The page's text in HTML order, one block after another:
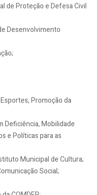
de Proteção e Defesa Civil
Desenvolvimento
Promoção da
Deficiência, Mobilidade
e Políticas para as
Municipal de Cultura;
Social;